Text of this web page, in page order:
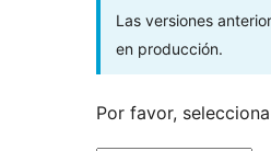
Las versiones
en producción.
Por favor,